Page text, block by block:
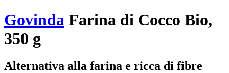
Govinda Farina di Cocco Bio,
350 g
Alternativa alla farina e ricca di fibre